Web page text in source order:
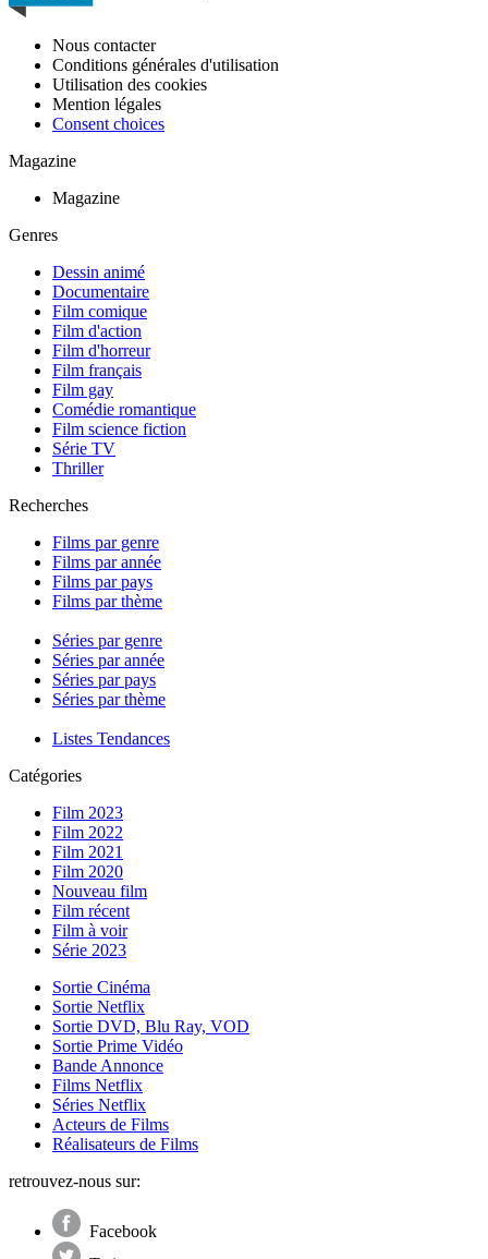
Nous contacter
Conditions générales d'utilisation
Utilisation des cookies
Mention légales
Consent choices
Magazine
Magazine
Genres
Dessin animé
Documentaire
Film comique
Film d'action
Film d'horreur
Film français
Film gay
Comédie romantique
Film science fiction
Série TV
Thriller
Recherches
Films par genre
Films par année
Films par pays
Films par thème
Séries par genre
Séries par année
Séries par pays
Séries par thème
Listes Tendances
Catégories
Film 2023
Film 2022
Film 2021
Film 2020
Nouveau film
Film récent
Film à voir
Série 2023
Sortie Cinéma
Sortie Netflix
Sortie DVD, Blu Ray, VOD
Sortie Prime Vidéo
Bande Annonce
Films Netflix
Séries Netflix
Acteurs de Films
Réalisateurs de Films
retrouvez-nous sur:
Facebook